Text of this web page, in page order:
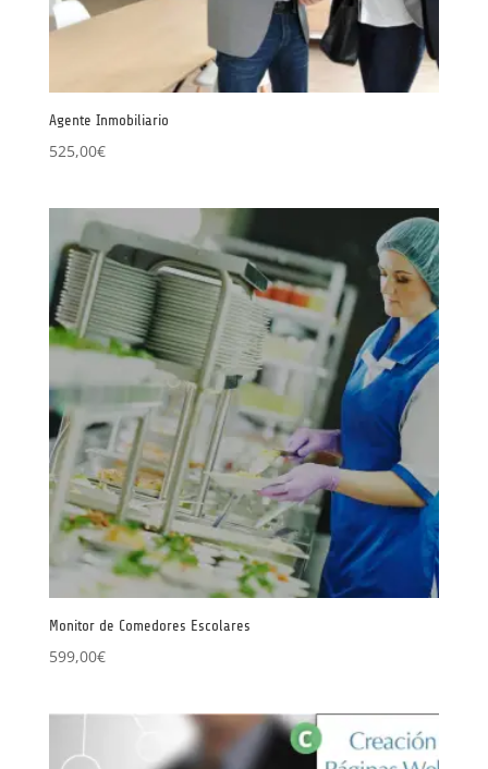
Agente Inmobiliario
525,00€
Monitor de Comedores Escolares
599,00€